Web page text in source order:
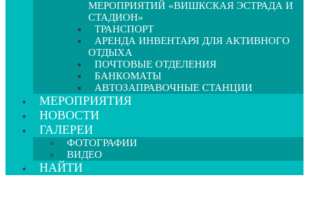
МЕРОПРИЯТИЙ «ВИШКСКАЯ ЭСТРАДА И
СТАДИОН»
ТРАНСПОРТ
АРЕНДА ИНВЕНТАРЯ ДЛЯ АКТИВНОГО
ОТДЫХА
ПОЧТОВЫЕ ОТДЕЛЕНИЯ
БАНКОМАТЫ
АВТОЗАПРАВОЧНЫЕ СТАНЦИИ
МЕРОПРИЯТИЯ
НОВОСТИ
ГАЛЕРЕИ
ФОТОГРАФИИ
ВИДЕО
НАЙТИ